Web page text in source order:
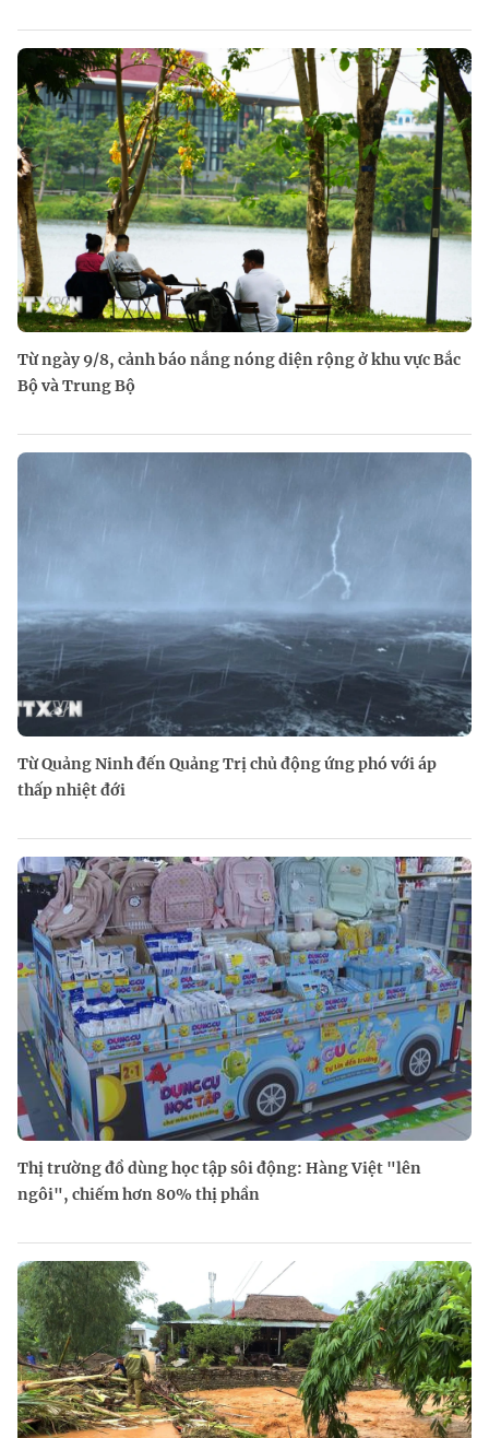
Từ ngày 9/8, cảnh báo nắng nóng diện rộng ở khu vực Bắc
Bộ và Trung Bộ
Từ Quảng Ninh đến Quảng Trị chủ động ứng phó với áp
thấp nhiệt đới
Thị trường đồ dùng học tập sôi động: Hàng Việt "lên
ngôi", chiếm hơn 80% thị phần